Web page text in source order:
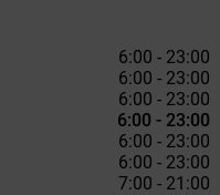
6:00 - 23:00
6:00 - 23:00
6:00 - 23:00
6:00 - 23:00
6:00 - 23:00
6:00 - 23:00
7:00 - 21:00